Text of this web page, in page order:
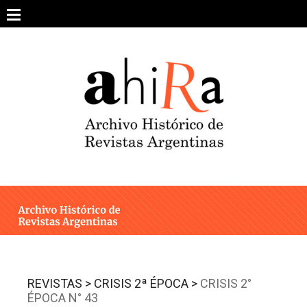
content
ARCHIVO DE REVISTAS
ESTUDIOS CRÍTICOS
INTEGRANTES
CONTACTO
REVISTAS > CRISIS 2ª ÉPOCA > CRISIS 2°
ÉPOCA N° 43